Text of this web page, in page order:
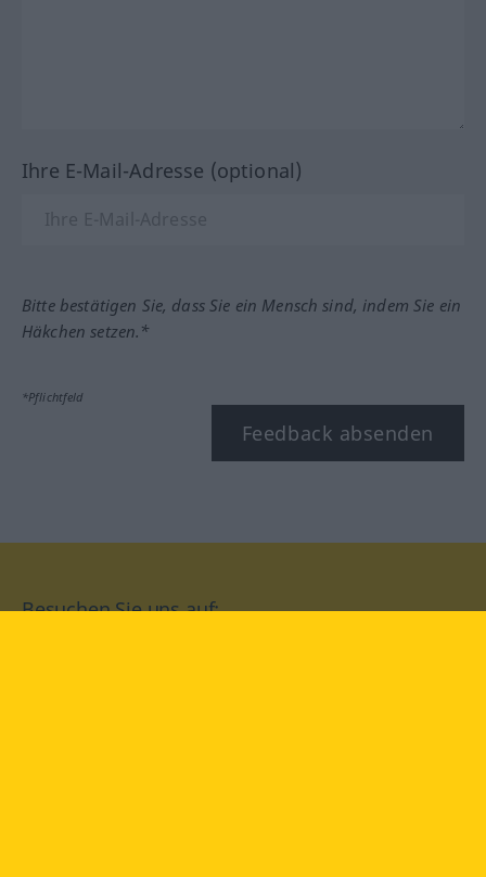
Ihre E-Mail-Adresse (optional)
Bitte bestätigen Sie, dass Sie ein Mensch sind, indem Sie ein
Häkchen setzen.*
*Pflichtfeld
Feedback absenden
Besuchen Sie uns auf: